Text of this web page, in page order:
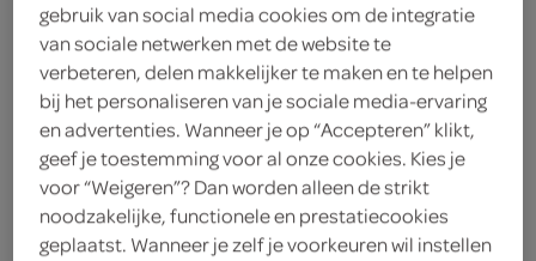
4 bolletjes slagroomijs
4 bolletjes stracciatella-ijs
2 peren
gebruik van social media cookies om de integratie
van sociale netwerken met de website te
verbeteren, delen makkelijker te maken en te helpen
bij het personaliseren van je sociale media-ervaring
en advertenties. Wanneer je op “Accepteren” klikt,
geef je toestemming voor al onze cookies. Kies je
voor “Weigeren”? Dan worden alleen de strikt
noodzakelijke, functionele en prestatiecookies
geplaatst. Wanneer je zelf je voorkeuren wil instellen